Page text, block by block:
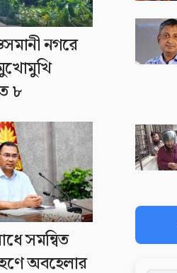
নগরে
৮
সমন্বিত
অবহেলার